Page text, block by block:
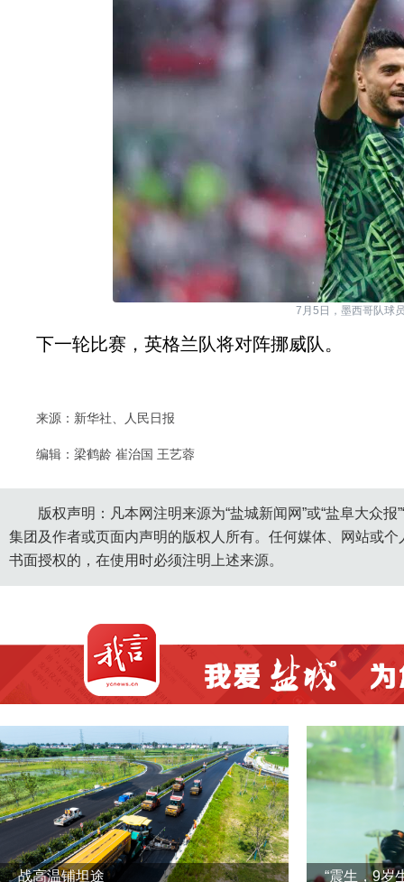
7月5日，墨西哥队球
下一轮比赛，英格兰队将对阵挪威队。
来源：新华社、人民日报
编辑：梁鹤龄 崔治国 王艺蓉
版权声明：凡本网注明来源为“盐城新闻网”或“盐阜大众
集团及作者或页面内声明的版权人所有。任何媒体、网站或
书面授权的，在使用时必须注明上述来源。
战高温铺坦途 “震生，9岁